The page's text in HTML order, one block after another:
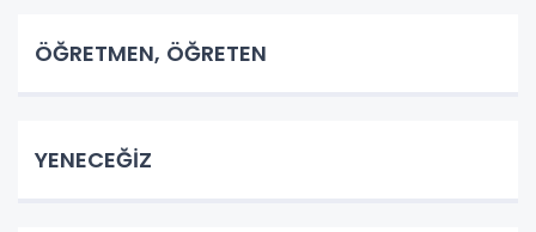
ÖĞRETMEN, ÖĞRETEN
YENECEĞİZ